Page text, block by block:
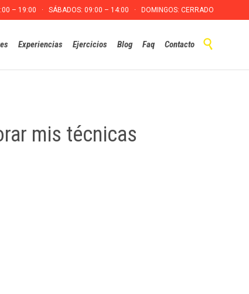
– 19:00 · SÁBADOS: 09:00 – 14:00 · DOMINGOS: CERRADO
to
Experiencias Ejercicios Blog Faq Contacto 
mis técnicas